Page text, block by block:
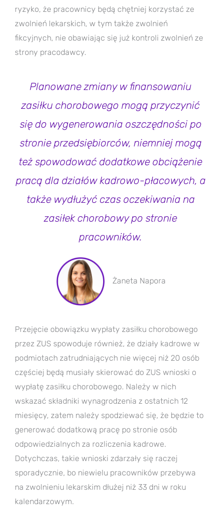
ryzyko, że pracownicy będą chętniej korzystać ze
zwolnień lekarskich, w tym także zwolnień
fikcyjnych, nie obawiając się już kontroli zwolnień ze
strony pracodawcy.
Planowane zmiany w finansowaniu
zasiłku chorobowego mogą przyczynić
się do wygenerowania oszczędności po
stronie przedsiębiorców, niemniej mogą
też spowodować dodatkowe obciążenie
pracą dla działów kadrowo-płacowych, a
także wydłużyć czas oczekiwania na
zasiłek chorobowy po stronie
pracowników.
Żaneta Napora
Przejęcie obowiązku wypłaty zasiłku chorobowego
przez ZUS spowoduje również, że działy kadrowe w
podmiotach zatrudniających nie więcej niż 20 osób
częściej będą musiały skierować do ZUS wnioski o
wypłatę zasiłku chorobowego. Należy w nich
wskazać składniki wynagrodzenia z ostatnich 12
miesięcy, zatem należy spodziewać się, że będzie to
generować dodatkową pracę po stronie osób
odpowiedzialnych za rozliczenia kadrowe.
Dotychczas, takie wnioski zdarzały się raczej
sporadycznie, bo niewielu pracowników przebywa
na zwolnieniu lekarskim dłużej niż 33 dni w roku
kalendarzowym.